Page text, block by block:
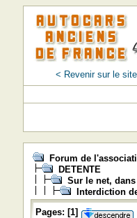
< Revenir sur le
Forum de
DETENTE
Sur le net,
Interdiction
Pages: [1]